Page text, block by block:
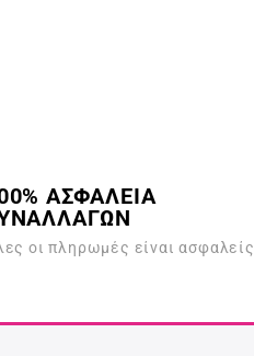
ΑΣΦΑΛΕΙΑ
οι πληρωμές είναι ασφαλείς